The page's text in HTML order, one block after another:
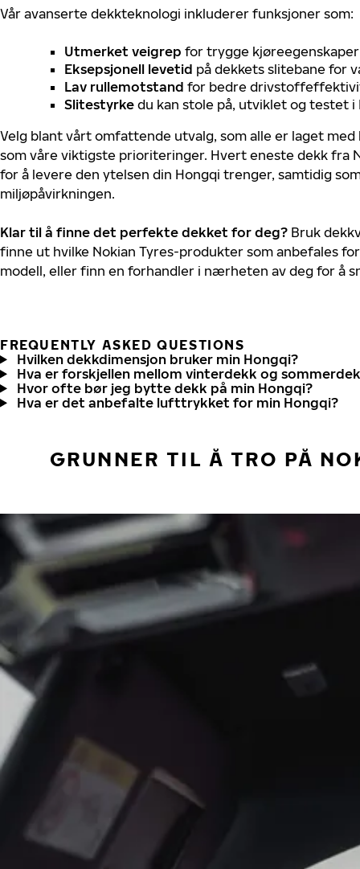
Vår avanserte dekkteknologi inkluderer funksjoner som:
Utmerket veigrep for trygge
Eksepsjonell levetid på dekkets slitebane for
Lav rullemotstand for bedre
Slitestyrke du kan stole på, utviklet og testet i
Velg blant vårt omfattende utvalg, som alle er laget
som våre viktigste prioriteringer. Hvert eneste dekk fra
for å levere den ytelsen din Hongqi trenger, samtidig
miljøpåvirkningen.
Klar til å finne det perfekte dekket for deg? Bruk
finne ut hvilke Nokian Tyres-produkter som anbefales
modell, eller finn en forhandler i nærheten av deg for å
FREQUENTLY ASKED QUESTIONS
Hvilken dekkdimensjon bruker min Hongqi?
Hva er forskjellen mellom vinterdekk og
Hvor ofte bør jeg bytte dekk på min Hongqi?
Hva er det anbefalte lufttrykket for min Hongqi?
GRUNNER TIL Å TRO PÅ